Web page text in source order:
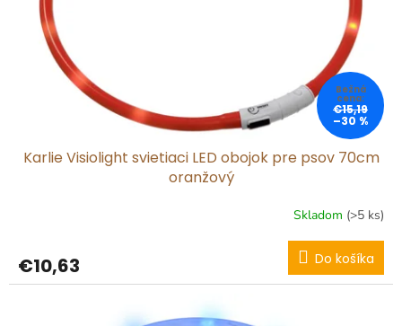
€15,19
–30 %
Karlie Visiolight svietiaci LED obojok pre psov 70cm
oranžový
Skladom (>5 ks)
€10,63 Do košíka